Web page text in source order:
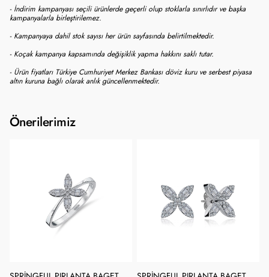
- İndirim kampanyası seçili ürünlerde geçerli olup stoklarla sınırlıdır ve başka
kampanyalarla birleştirilemez.
- Kampanyaya dahil stok sayısı her ürün sayfasında belirtilmektedir.
- Koçak kampanya kapsamında değişiklik yapma hakkını saklı tutar.
- Ürün fiyatları Türkiye Cumhuriyet Merkez Bankası döviz kuru ve serbest piyasa
altın kuruna bağlı olarak anlık güncellenmektedir.
Önerilerimiz